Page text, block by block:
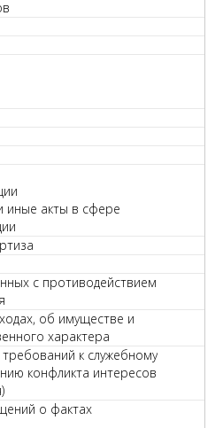
акты в сфере
с противодействием
об имуществе и
характера
к служебному
конфликта интересов
о фактах